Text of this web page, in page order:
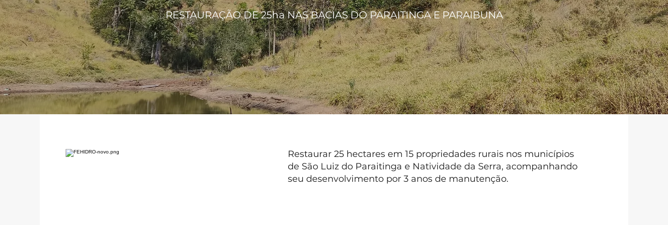
RESTAURAÇÃO DE 25ha NAS BACIAS DO PARAITINGA E PARAIBUNA
Restaurar 25 hectares em 15 propriedades rurais nos municípios
de São Luiz do Paraitinga e Natividade da Serra, acompanhando
seu desenvolvimento por 3 anos de manutenção.